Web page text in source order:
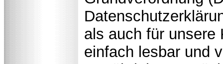
als auch für unsere
einfach lesbar und